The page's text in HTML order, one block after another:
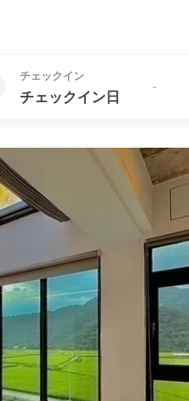
チェックイン
チェックイン日
-